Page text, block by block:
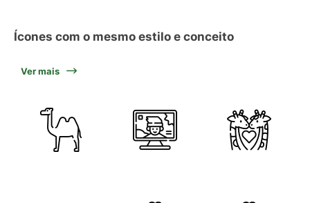
Ícones com o mesmo estilo e conceito
Ver mais